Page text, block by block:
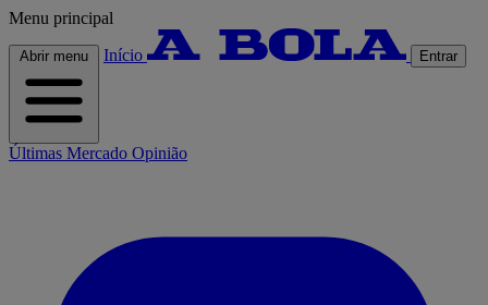
Menu principal
Abrir menu Início Entrar
Últimas Mercado Opinião